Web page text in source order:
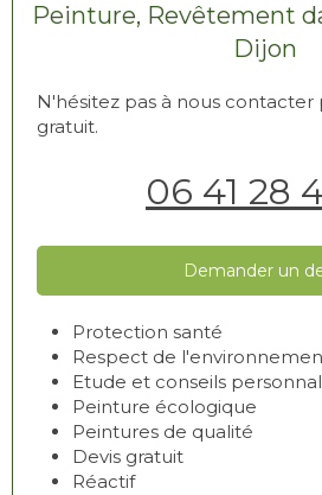
Peinture, Revêtement
Dijon
N'hésitez pas à nous contacter
gratuit.
06 41 28
Demander un
Protection santé
Respect de
Etude et conseils
Peinture écologique
Peintures de qualité
Devis gratuit
Réactif